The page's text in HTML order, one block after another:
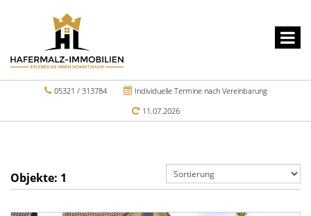
05321 / 313784
Individuelle Termine nach Vereinbarung
11.07.2026
Objekte: 1